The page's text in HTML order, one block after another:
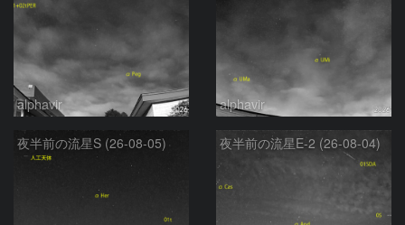
alphavir alphavir
夜半前の流星S (26-08-05) 夜半前の流星E-2 (26-08-04)